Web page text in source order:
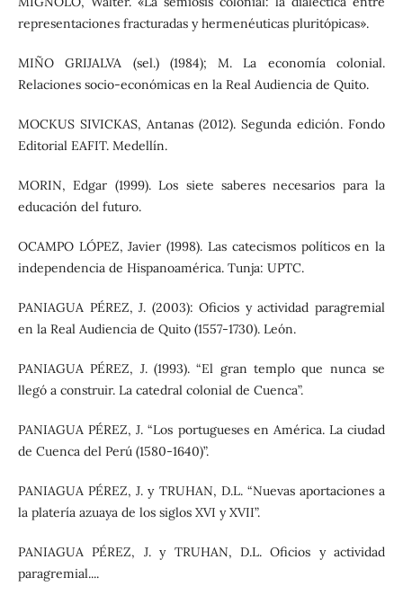
representaciones fracturadas y hermenéuticas pluritópicas».
MIÑO GRIJALVA (sel.) (1984); M. La economía colonial.
Relaciones socio-económicas en la Real Audiencia de Quito.
MOCKUS SIVICKAS, Antanas (2012). Segunda edición. Fondo
Editorial EAFIT. Medellín.
MORIN, Edgar (1999). Los siete saberes necesarios para la
educación del futuro.
OCAMPO LÓPEZ, Javier (1998). Las catecismos políticos en la
independencia de Hispanoamérica. Tunja: UPTC.
PANIAGUA PÉREZ, J. (2003): Oficios y actividad paragremial
en la Real Audiencia de Quito (1557-1730). León.
PANIAGUA PÉREZ, J. (1993). “El gran templo que nunca se
llegó a construir. La catedral colonial de Cuenca”.
PANIAGUA PÉREZ, J. “Los portugueses en América. La ciudad
de Cuenca del Perú (1580-1640)”.
PANIAGUA PÉREZ, J. y TRUHAN, D.L. “Nuevas aportaciones a
la platería azuaya de los siglos XVI y XVII”.
PANIAGUA PÉREZ, J. y TRUHAN, D.L. Oficios y actividad
paragremial....